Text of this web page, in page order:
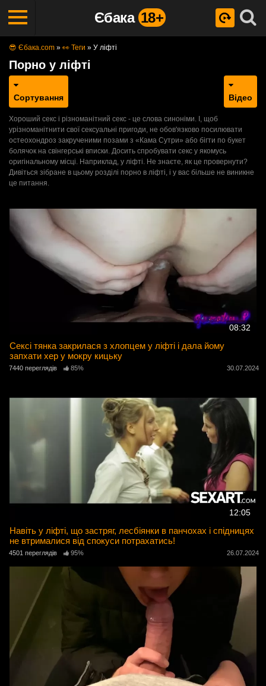
Єбака 18+
😎 Єбака.com » 👀 Теги » У ліфті
Порно у ліфті
Сортування Відео
Хороший секс і різноманітний секс - це слова синоніми. І, щоб
урізноманітнити свої сексуальні пригоди, не обов'язково посилювати
остеохондроз закрученими позами з «Кама Сутри» або бігти по букет
болячок на свінгерські вписки. Досить спробувати секс у якомусь
оригінальному місці. Наприклад, у ліфті. Не знаєте, як це провернути?
Дивіться зібране в цьому розділі порно в ліфті, і у вас більше не виникне
це питання.
08:32
Сексі тянка закрилася з хлопцем у ліфті і дала йому
запхати хер у мокру кицьку
7440 переглядів 85% 30.07.2024
12:05
Навіть у ліфті, що застряг, лесбіянки в панчохах і спідницях
не втрималися від спокуси потрахатись!
4501 переглядів 95% 26.07.2024